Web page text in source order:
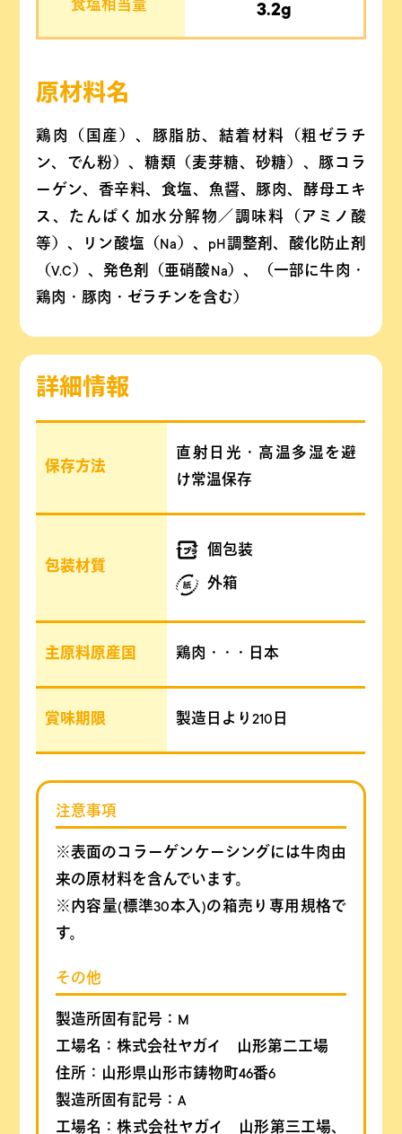
食塩相当量 3.2g
原材料名
鶏肉（国産）、豚脂肪、結着材料（粗ゼラチ
ン、でん粉）、糖類（麦芽糖、砂糖）、豚コラ
ーゲン、香辛料、食塩、魚醤、豚肉、酵母エキ
ス、たんぱく加水分解物／調味料（アミノ酸
等）、リン酸塩（Na）、pH調整剤、酸化防止剤
（V.C）、発色剤（亜硝酸Na）、（一部に牛肉・
鶏肉・豚肉・ゼラチンを含む）
詳細情報
保存方法
直射日光・高温多湿を避
け常温保存
包装材質
個包装
外箱
主原料原産国 鶏肉・・・日本
賞味期限 製造日より210日
注意事項
※表面のコラーゲンケーシングには牛肉由
来の原材料を含んでいます。
※内容量(標準30本入)の箱売り専用規格で
す。
その他
製造所固有記号：M
工場名：株式会社ヤガイ 山形第二工場
住所：山形県山形市鋳物町46番6
製造所固有記号：A
工場名：株式会社ヤガイ 山形第三工場、